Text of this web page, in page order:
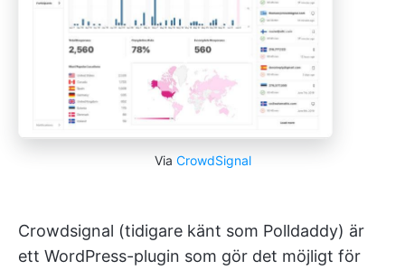
Via CrowdSignal
Crowdsignal (tidigare känt som Polldaddy) är
ett WordPress-plugin som gör det möjligt för